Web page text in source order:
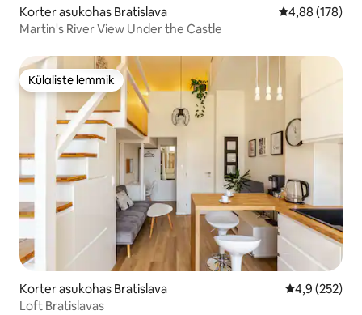
Korter asukohas Bratislava Keskmine
4,88 (178)
Martin's River View Under the Castle
Külaliste lemmik
Külaliste lemmik
Korter asukohas Bratislava Keskmine
4,9 (252)
Loft Bratislavas